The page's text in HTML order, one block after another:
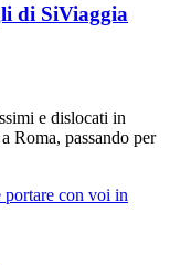
di SiViaggia
e dislocati in
Roma, passando per